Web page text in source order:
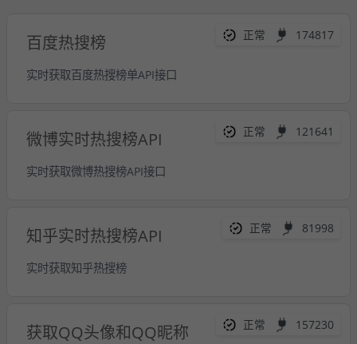
正常 174817
百度热搜榜
实时获取百度热搜榜单API接口
正常 121641
微博实时热搜榜API
实时获取微博热搜榜API接口
正常 81998
知乎实时热搜榜API
实时获取知乎热搜榜
正常 157230
获取QQ头像和QQ昵称